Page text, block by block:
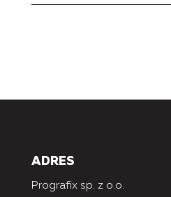
ADRES
Prografix sp. z o.o.